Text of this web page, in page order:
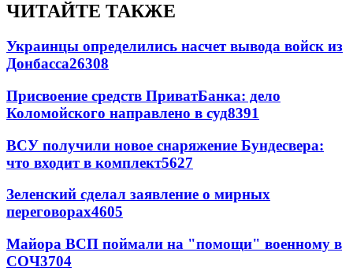
ЧИТАЙТЕ ТАКЖЕ
Украинцы определились насчет вывода войск из
Донбасса26308
Присвоение средств ПриватБанка: дело
Коломойского направлено в суд8391
ВСУ получили новое снаряжение Бундесвера:
что входит в комплект5627
Зеленский сделал заявление о мирных
переговорах4605
Майора ВСП поймали на "помощи" военному в
СОЧ3704